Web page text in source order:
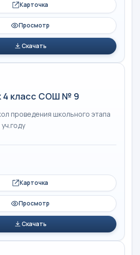
Карточка
Просмотр
Скачать
4 класс СОШ № 9
проведения школьного этапа
Карточка
Просмотр
Скачать